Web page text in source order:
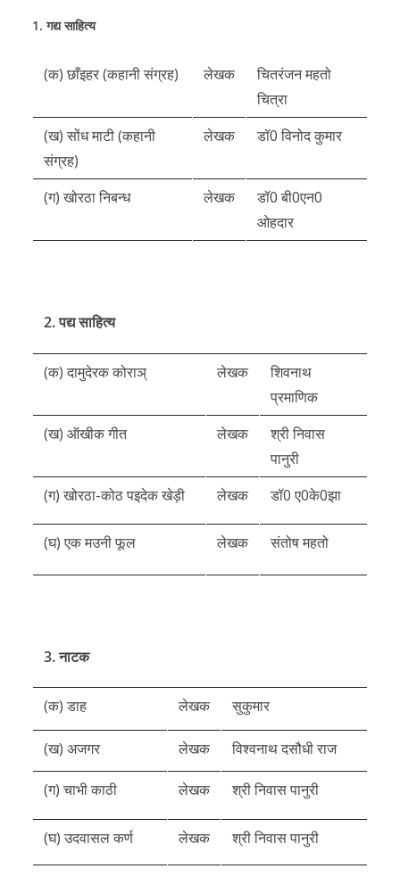
1. गद्य साहित्य
(क) छाँइहर (कहानी संग्रह) लेखक
चितरंजन महतो
चित्रा
(ख) सोंध माटी (कहानी
संग्रह)
लेखक डॉ0 विनोद कुमार
(ग) खोरठा निबन्ध लेखक
डॉ0 बी0एन0
ओहदार
2. पद्य साहित्य
(क) दामुदेरक कोराञ् लेखक
शिवनाथ
प्रमाणिक
(ख) ऑखीक गीत
लेखक
श्री निवास
पानुरी
(ग) खोरठा-कोठ पइदेक खेड़ी
लेखक डॉ0 ए0के0झा
(घ) एक मउनी फूल लेखक संतोष महतो
3. नाटक
(क) डाह लेखक सुकुमार
(ख) अजगर लेखक विश्वनाथ दसौधी राज
(ग) चाभी काठी लेखक श्री निवास पानुरी
(घ) उदवासल कर्ण लेखक श्री निवास पानुरी